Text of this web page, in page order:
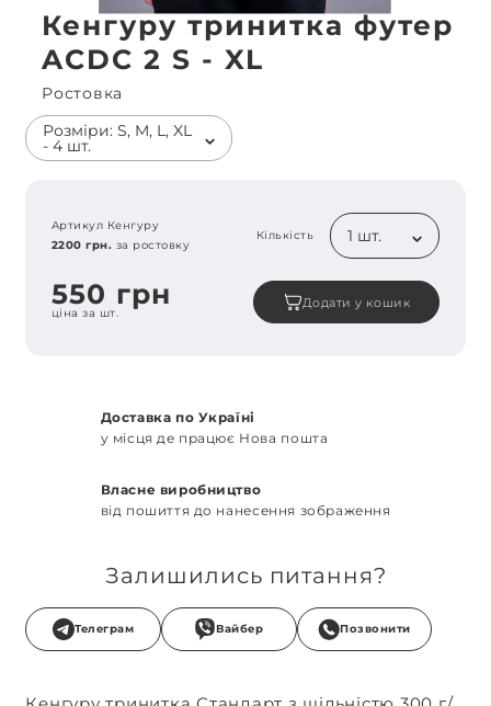
Кенгуру тринитка футер
ACDC 2 S - XL
Ростовка
Розміри: S, M, L, XL
- 4 шт.
Артикул Кенгуру
2200 грн. за ростовку
Кількість 1 шт.
550 грн
ціна за шт.
Додати у кошик
Доставка по Україні
у місця де працює Нова пошта
Власне виробництво
від пошиття до нанесення зображення
Залишились питання?
Телеграм Вайбер Позвонити